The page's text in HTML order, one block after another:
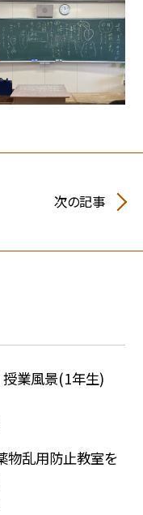
次の記事
業風景(1年生)
物乱用防止教室を